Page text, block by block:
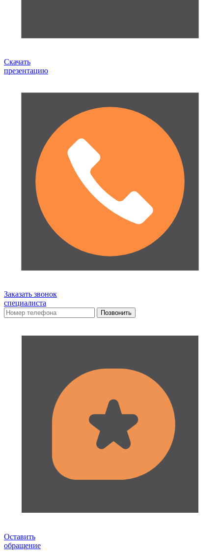
Скачать
презентацию
Заказать звонок
специалиста
Оставить
обращение